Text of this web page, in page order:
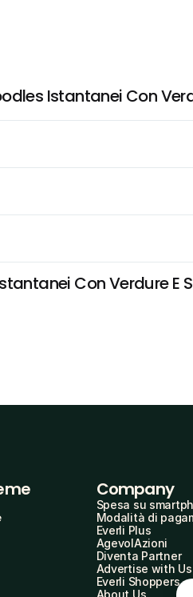
Istantanei Con
Con Verdure E
Company
Spesa su
Modalità di
Everli Plus
AgevolAzioni
Diventa Partner
Advertise with Us
Everli Shoppers
About Us